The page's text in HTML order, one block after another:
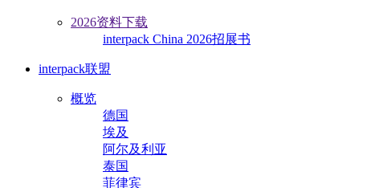
2026资料下载
interpack China 2026招展书
interpack联盟
概览
德国
埃及
阿尔及利亚
泰国
菲律宾